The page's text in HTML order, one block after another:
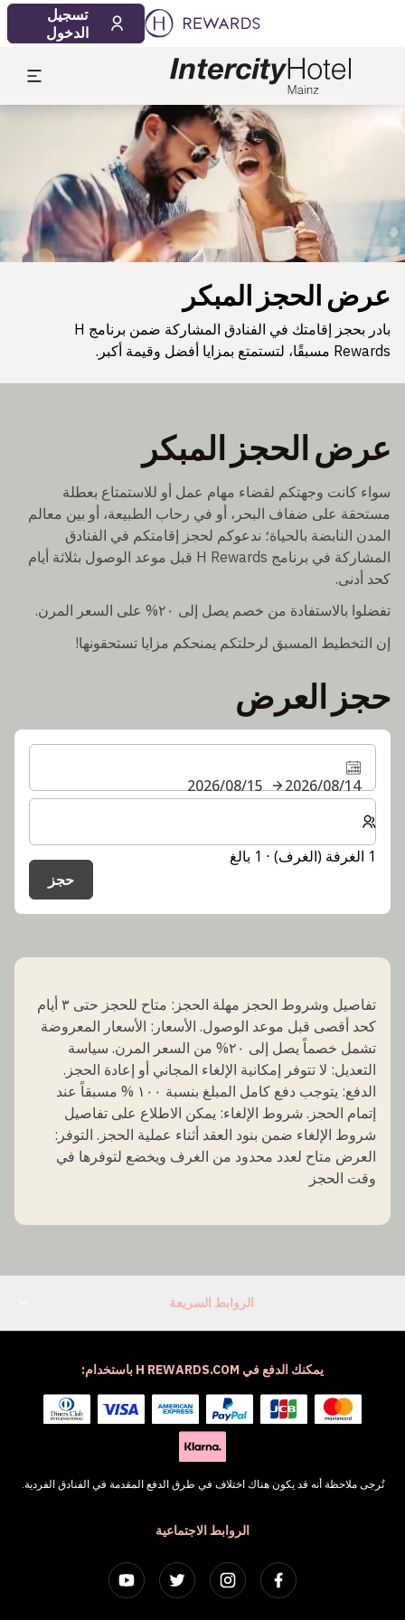
تسجيل
الدخول
الشريحة 1 من 1
عرض الحجز المبكر
بادر بحجز إقامتك في الفنادق المشاركة ضمن برنامج H
Rewards مسبقًا، لتستمتع بمزايا أفضل وقيمة أكبر.
عرض الحجز المبكر
سواء كانت وجهتكم لقضاء مهام عمل أو للاستمتاع بعطلة
مستحقة على ضفاف البحر، أو في رحاب الطبيعة، أو بين معالم
المدن النابضة بالحياة؛ ندعوكم لحجز إقامتكم في الفنادق
المشاركة في برنامج H Rewards قبل موعد الوصول بثلاثة أيام
كحد أدنى.
تفضلوا بالاستفادة من خصم يصل إلى ٢٠% على السعر المرن.
إن التخطيط المسبق لرحلتكم يمنحكم مزايا تستحقونها!
حجز العرض
14‏/08‏/2026
15‏/08‏/2026
حدد عدد الغرف والضيوف لإقامتك
1 الغرفة (الغرف) ⋅ 1 بالغ
حجز
تفاصيل وشروط الحجز مهلة الحجز: متاح للحجز حتى ٣ أيام
كحد أقصى قبل موعد الوصول. الأسعار: الأسعار المعروضة
تشمل خصماً يصل إلى ٢٠% من السعر المرن. سياسة
التعديل: لا تتوفر إمكانية الإلغاء المجاني أو إعادة الحجز.
الدفع: يتوجب دفع كامل المبلغ بنسبة ١٠٠ % مسبقاً عند
إتمام الحجز. شروط الإلغاء: يمكن الاطلاع على تفاصيل
شروط الإلغاء ضمن بنود العقد أثناء عملية الحجز. التوفر:
العرض متاح لعدد محدود من الغرف ويخضع لتوفرها في
وقت الحجز
الروابط السريعة
الروابط الاجتماعية
يمكنك الدفع في H REWARDS.COM باستخدام:
تُرجى ملاحظة أنه قد يكون هناك اختلاف في طرق الدفع المقدمة في الفنادق الفردية.